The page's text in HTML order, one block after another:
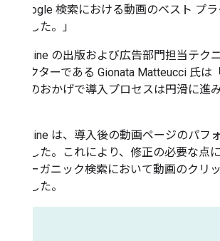
に、Google 検索における動画のベスト プ
入しました。」
Italiaonline の出版および広告部門担当テク
ディレクターである Gionata Matteucci 氏
メントのおかげで導入プロセスは円滑に進
Italiaonline は、導入後の動画ページのパ
用しました。これにより、修正の必要な
と、オーガニック検索において動画のク
減りました。